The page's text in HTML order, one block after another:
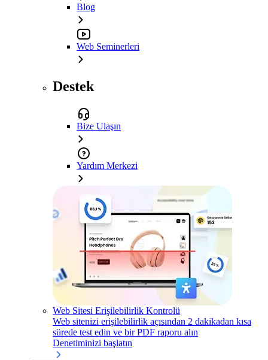
Blog
Web Seminerleri
Destek
Bize Ulaşın
Yardım Merkezi
Web Sitesi Erişilebilirlik Kontrolü
Web sitenizi erişilebilirlik açısından 2 dakikadan kısa
sürede test edin ve bir PDF raporu alın
Denetiminizi başlatın